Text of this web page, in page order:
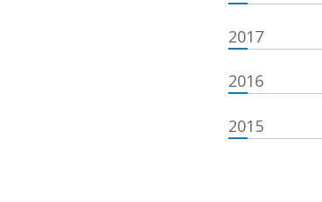
2017
2016
2015